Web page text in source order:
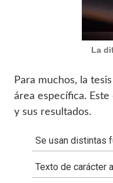
La
Para muchos, la
área específica.
y sus resultados.
Se usan distintas
Texto de carácter